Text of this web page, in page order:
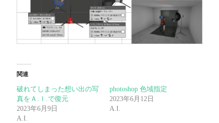
関連
破れてしまった想い出の写
真をＡ.Ｉ.で復元
2023年6月9日
A.I.
photoshop 色域指定
2023年6月12日
A.I.